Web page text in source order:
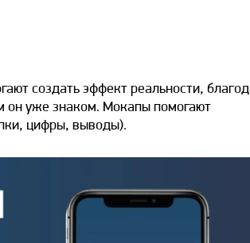
создатьэффект реальности,
он уже знаком. Мокапы помогают
цифры, выводы).